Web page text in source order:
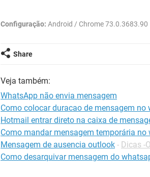
Configuração: Android / Chrome 73.0.3683.90
Share
Veja também:
WhatsApp não envia mensagem
Como colocar duracao de mensagem no
Hotmail entrar direto na caixa de
Como mandar mensagem temporária no
Mensagem de ausencia outlook - Dicas -
Como desarquivar mensagem do